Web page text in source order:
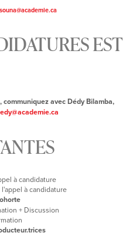
EST
avec Dédy Bilamba,
à candidature
à candidature
+ Discussion